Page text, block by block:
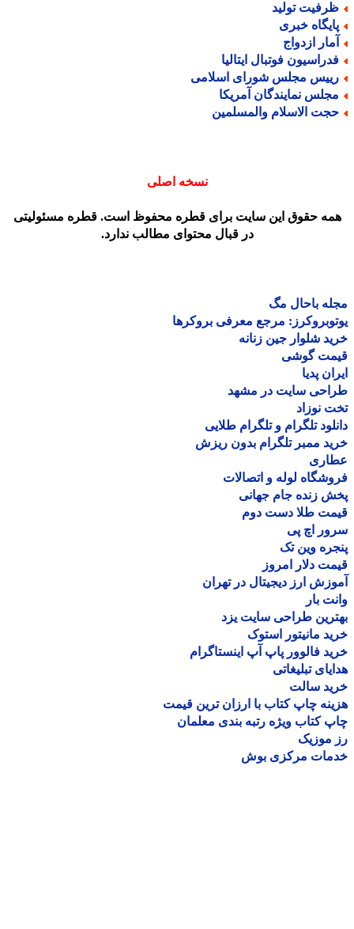
تولید
خبری
ازدواج
فوتبال ایتالیا
مجلس شورای اسلامی
نمایندگان آمریکا
الاسلام والمسلمین
نسخه اصلی
حقوق این سایت برای قطره محفوظ است. قطره مسئولیتی
در قبال محتوای مطالب ندارد.
باحال مگ
مرجع معرفی بروکرها
شلوار جین زنانه
گوشی
پدیا
سایت در مشهد
نوزاد
تلگرام و تلگرام طلایی
ممبر تلگرام بدون ریزش
لوله و اتصالات
زنده جام جهانی
طلا دست دوم
اچ پی
وین تک
دلار امروز
ارز دیجیتال در تهران
بار
طراحی سایت یزد
مانیتور استوک
فالوور پاپ آپ اینستاگرام
تبلیغاتی
سالت
چاپ کتاب با ارزان ترین قیمت
کتاب ویژه رتبه بندی معلمان
موزیک
مرکزی بوش